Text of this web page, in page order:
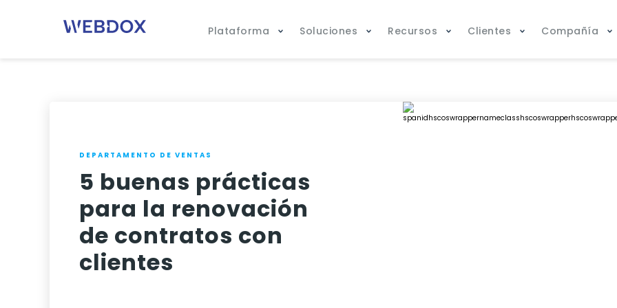
Plataforma Soluciones Recursos Clientes Compañía
DEPARTAMENTO DE VENTAS
5 buenas prácticas
para la renovación
de contratos con
clientes